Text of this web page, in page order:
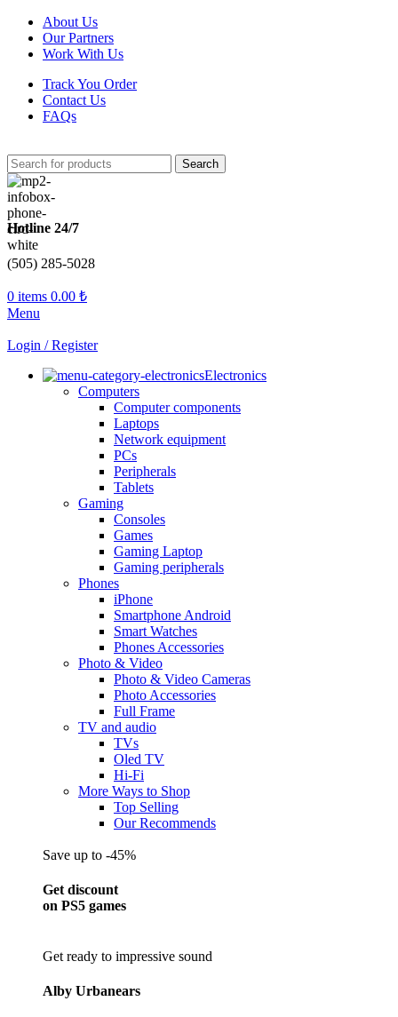
About Us
Our Partners
Work With Us
Track You Order
Contact Us
FAQs
Search
Hotline 24/7
(505) 285-5028
0 items 0.00 ₺
Menu
Login / Register
Electronics
Computers
Computer components
Laptops
Network equipment
PCs
Peripherals
Tablets
Gaming
Consoles
Games
Gaming Laptop
Gaming peripherals
Phones
iPhone
Smartphone Android
Smart Watches
Phones Accessories
Photo & Video
Photo & Video Cameras
Photo Accessories
Full Frame
TV and audio
TVs
Oled TV
Hi-Fi
More Ways to Shop
Top Selling
Our Recommends
Save up to -45%
Get discount
on PS5 games
Get ready to impressive sound
Alby Urbanears